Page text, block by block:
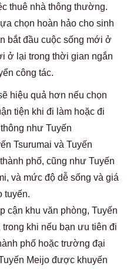
thuê nhà thông thường.
chọn hoàn hảo cho sinh
bắt đầu cuộc sống mới ở
ở lại trong thời gian ngắn
công tác.
hiệu quả hơn nếu chọn
tiện khi đi làm hoặc đi
như Tuyến
Tsurumai và Tuyến
phố, cũng như Tuyến
và mức độ dễ sống và giá
tuyến.
cận khu văn phòng, Tuyến
khi nếu bạn ưu tiên đi
phố hoặc trường đại
Meijo được khuyến